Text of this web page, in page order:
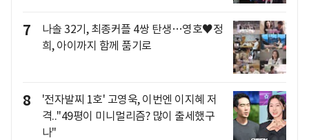
7
나솔 32기, 최종커플 4쌍 탄생…영호♥정
희, 아이까지 함께 품기로
8
'전자발찌 1호' 고영욱, 이번엔 이지혜 저
격.."49평이 미니멀리즘? 많이 출세했구
나"